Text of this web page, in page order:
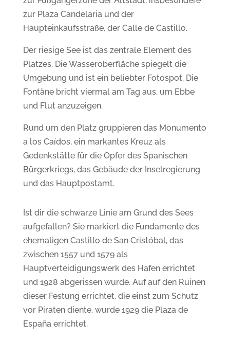
zur Plaza Candelaria und der
Haupteinkaufsstraße, der Calle de Castillo.
Der riesige See ist das zentrale Element des
Platzes. Die Wasseroberfläche spiegelt die
Umgebung und ist ein beliebter Fotospot. Die
Fontäne bricht viermal am Tag aus, um Ebbe
und Flut anzuzeigen.
Rund um den Platz gruppieren das Monumento
a los Caídos, ein markantes Kreuz als
Gedenkstätte für die Opfer des Spanischen
Bürgerkriegs, dasGebäude der Inselregierung
und das Hauptpostamt.
Ist dir die schwarze Linie am Grund des Sees
aufgefallen? Sie markiert die Fundamente des
ehemaligen Castillo de San Cristóbal, das
zwischen 1557 und 1579 als
Hauptverteidigungswerk des Hafen errichtet
und 1928 abgerissen wurde. Auf auf den Ruinen
dieser Festung errichtet, die einst zum Schutz
vor Piraten diente, wurde 1929 die Plaza de
España errichtet.